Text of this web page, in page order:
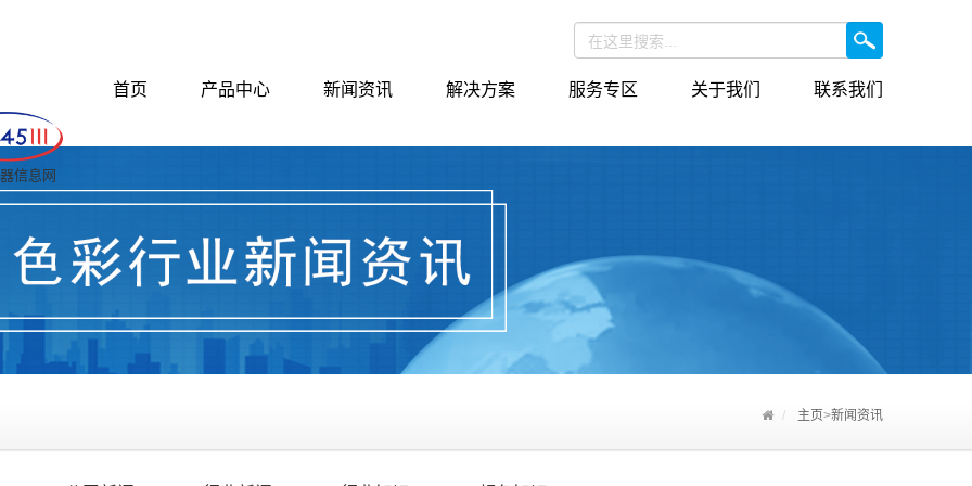
信息网
首页 产品中心 新闻资讯 解决方案 服务专区 关于我们 联系我们
主页>新闻资讯